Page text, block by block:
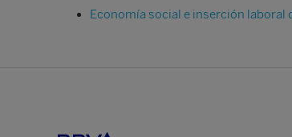
Economía social e inserción laboral